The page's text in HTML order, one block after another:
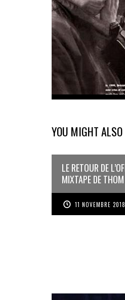
YOU MIGHT
LE RETOUR DE
MIXTAPE DE
11 NOVEMBRE 2018